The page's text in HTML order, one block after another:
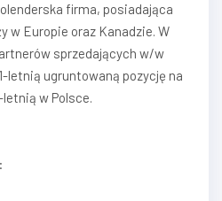
firma, posiadająca
w Europie oraz Kanadzie. W
sprzedających w/w
letnią ugruntowaną pozycję na
w Polsce.